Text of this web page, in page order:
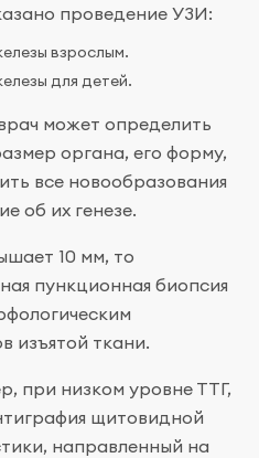
проведение УЗИ:
взрослым.
для детей.
может определить
органа, его форму,
все новообразования
об их генезе.
10 мм, то
пункционная биопсия
изъятой ткани.
при низком уровне ТТГ,
щитовидной
направленный на